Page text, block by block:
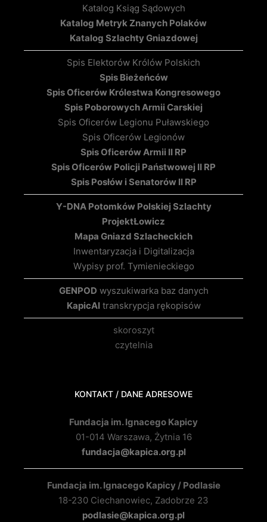
Katalog Ksiąg Sądowych
Katalog Metryk Znanych Polaków
Katalog Szlachty Gniazdowej
Spis Elektorów Królów Polskich
Spis Bieżeńców
Spis Oficerów Królestwa Kongresowego
Spis Poborowych Armii Carskiej
Spis Oficerów Legionu Puławskiego
Spis Oficerów Legionów
Spis Oficerów Armii II RP
Spis Oficerów Policji Państwowej II RP
Spis Posłów i Senatorów II RP
Y-DNA Potomków Polskiej Szlachty
ProjektŁowicz
Mapa Gniazd Szlacheckich
Inwentaryzacja i Digitalizacja
Wypisy prof. Tymienieckiego
GENPOD wyszukiwarka baz danych
KapicAItranskrypcja rękopisów
skoroszyt
czytelnia
KONTAKT / DANE ADRESOWE
Fundacja im. Ignacego Kapicy
01-014 Warszawa, Żytnia 16
fundacja@kapica.org.pl
Fundacja im. Ignacego Kapicy / Podlasie
18-230 Ciechanowiec, Zadobrze 23
podlasie@kapica.org.pl